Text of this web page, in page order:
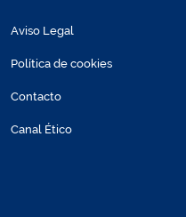
Aviso Legal
Política de cookies
Contacto
Canal Ético